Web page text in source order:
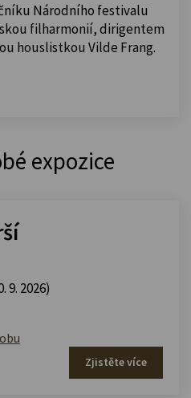
Národního festivalu
filharmonií, dirigentem
houslistkou Vilde Frang.
expozice
9. 2026)
Zjistěte více